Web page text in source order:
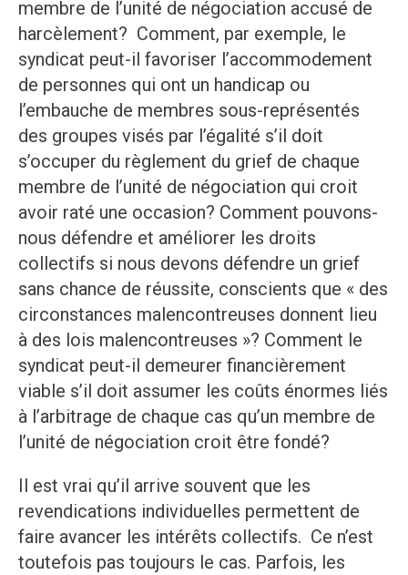
membre de l’unité de négociation accusé de
harcèlement? Comment, par exemple, le
syndicat peut-il favoriser l’accommodement
de personnes qui ont un handicap ou
l’embauche de membres sous-représentés
des groupes visés par l’égalité s’il doit
s’occuper du règlement du grief de chaque
membre de l’unité de négociation qui croit
avoir raté une occasion? Comment pouvons-
nous défendre et améliorer les droits
collectifs si nous devons défendre un grief
sans chance de réussite, conscients que « des
circonstances malencontreuses donnent lieu
à des lois malencontreuses »? Comment le
syndicat peut-il demeurer financièrement
viable s’il doit assumer les coûts énormes liés
à l’arbitrage de chaque cas qu’un membre de
l’unité de négociation croit être fondé?
Il est vrai qu’il arrive souvent que les
revendications individuelles permettent de
faire avancer les intérêts collectifs. Ce n’est
toutefois pas toujours le cas. Parfois, les